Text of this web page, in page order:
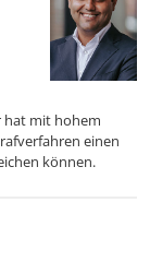
hat mit hohem
einen
können.